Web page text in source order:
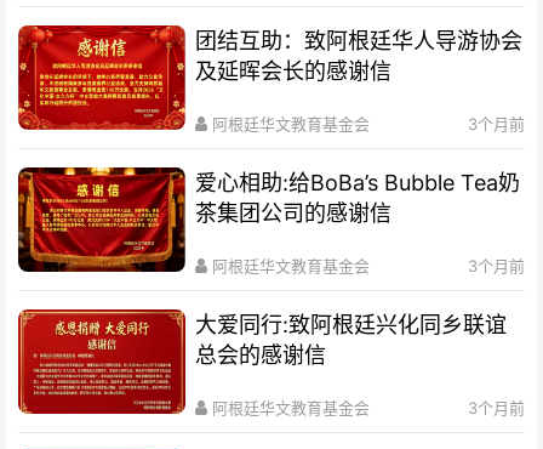
团结互助：致阿根廷华人导游协会
及延晖会长的感谢信
阿根廷华文教育基金会 3个月前
爱心相助:给BoBa’s Bubble Tea奶
茶集团公司的感谢信
阿根廷华文教育基金会 3个月前
大爱同行:致阿根廷兴化同乡联谊
总会的感谢信
阿根廷华文教育基金会 3个月前